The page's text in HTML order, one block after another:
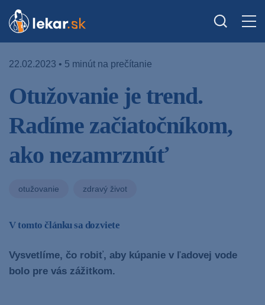
22.02.2023 • 5 minút na prečítanie
Otužovanie je trend.
Radíme začiatočníkom,
ako nezamrznúť
otužovanie zdravý život
V tomto článku sa dozviete
Vysvetlíme, čo robiť, aby kúpanie v ľadovej vode
bolo pre vás zážitkom.